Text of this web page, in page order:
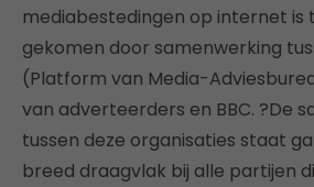
mediabestedingen op internet is
gekomen door samenwerking
(Platform van Media-
van adverteerders en BBC. ?De
tussen deze organisaties staat
breed draagvlak bij alle partijen